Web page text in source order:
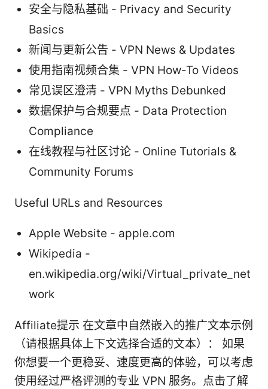
安全与隐私基础 - Privacy and Security
Basics
新闻与更新公告 - VPN News & Updates
使用指南视频合集 - VPN How-To Videos
常见误区澄清 - VPN Myths Debunked
数据保护与合规要点 - Data Protection
Compliance
在线教程与社区讨论 - Online Tutorials &
Community Forums
Useful URLs and Resources
Apple Website - apple.com
Wikipedia -
en.wikipedia.org/wiki/Virtual_private_net
work
Affiliate提示 在文章中自然嵌入的推广文本示例
（请根据具体上下文选择合适的文本）： 如果
你想要一个更稳妥、速度更高的体验，可以考虑
使用经过严格评测的专业 VPN 服务。点击了解